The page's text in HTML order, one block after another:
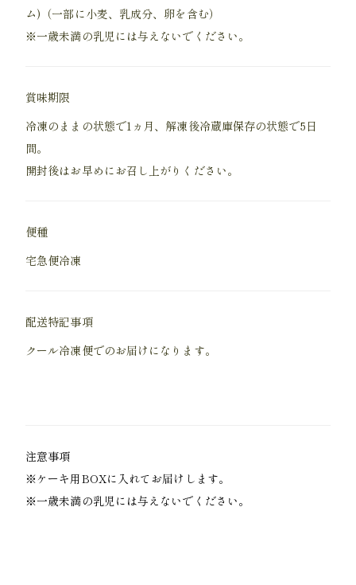
ム)（一部に小麦、乳成分、卵を含む）
※一歳未満の乳児には与えないでください。
賞味期限
冷凍のままの状態で1ヵ月、解凍後冷蔵庫保存の状態で5日
間。
開封後はお早めにお召し上がりください。
便種
宅急便冷凍
配送特記事項
クール冷凍便でのお届けになります。
注意事項
※ケーキ用BOXに入れてお届けします。
※一歳未満の乳児には与えないでください。